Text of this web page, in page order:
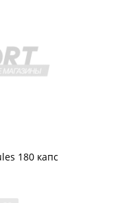
180 капс